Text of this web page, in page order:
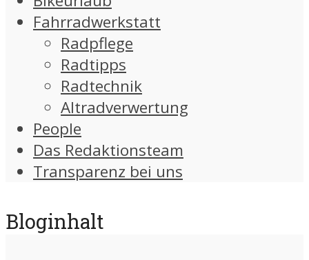
Fahrradwerkstatt
Radpflege
Radtipps
Radtechnik
Altradverwertung
People
Das Redaktionsteam
Transparenz bei uns
Bloginhalt